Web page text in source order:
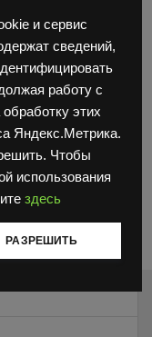
и сервис
сведений,
работу с
этих
Яндекс.Метрика.
Чтобы
использования
здесь
РАЗРЕШИТЬ
8.8
4
4
4
3
1
2
8.8
4
8.8
2